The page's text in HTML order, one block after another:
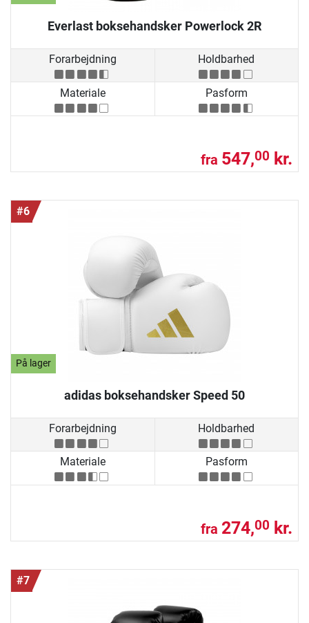
Everlast boksehandsker Powerlock 2R
Forarbejdning Holdbarhed
Materiale Pasform
fra 547,00 kr.
#6
På lager
adidas boksehandsker Speed 50
Forarbejdning Holdbarhed
Materiale Pasform
fra 274,00 kr.
#7